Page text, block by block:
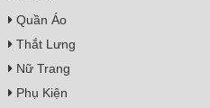
Quần Áo
Thắt Lưng
Nữ Trang
Phụ Kiện